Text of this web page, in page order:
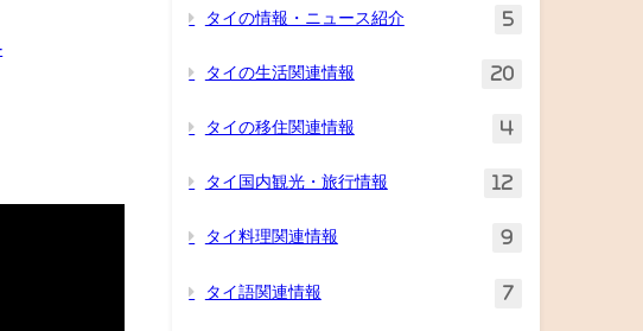
タイの情報・ニュース紹介 5
タイの生活関連情報 20
タイの移住関連情報 4
タイ国内観光・旅行情報 12
タイ料理関連情報 9
タイ語関連情報 7